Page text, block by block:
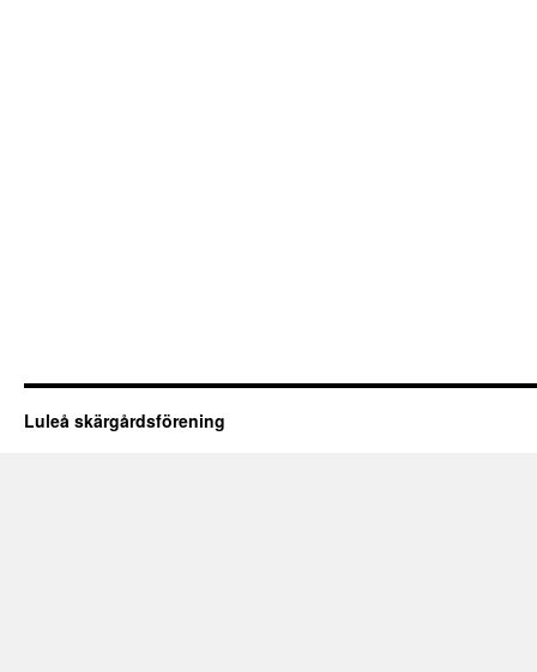
Luleå skärgårdsförening